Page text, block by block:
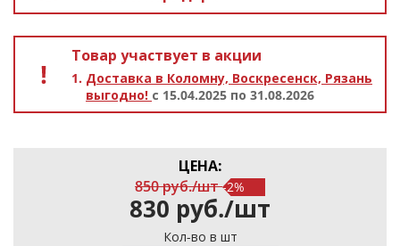
Товар участвует в акции
Доставка в Коломну, Воскресенск, Рязань
выгодно! с 15.04.2025 по 31.08.2026
ЦЕНА:
850руб./шт -2%
830 руб./шт
Кол-во в шт